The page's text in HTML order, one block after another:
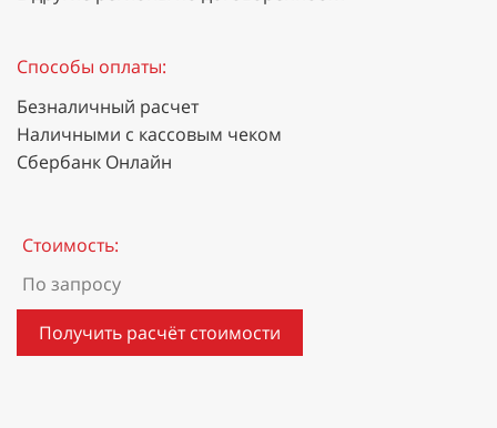
Способы оплаты:
Безналичный расчет
Наличными с кассовым чеком
Сбербанк Онлайн
Стоимость:
По запросу
Получить расчёт стоимости